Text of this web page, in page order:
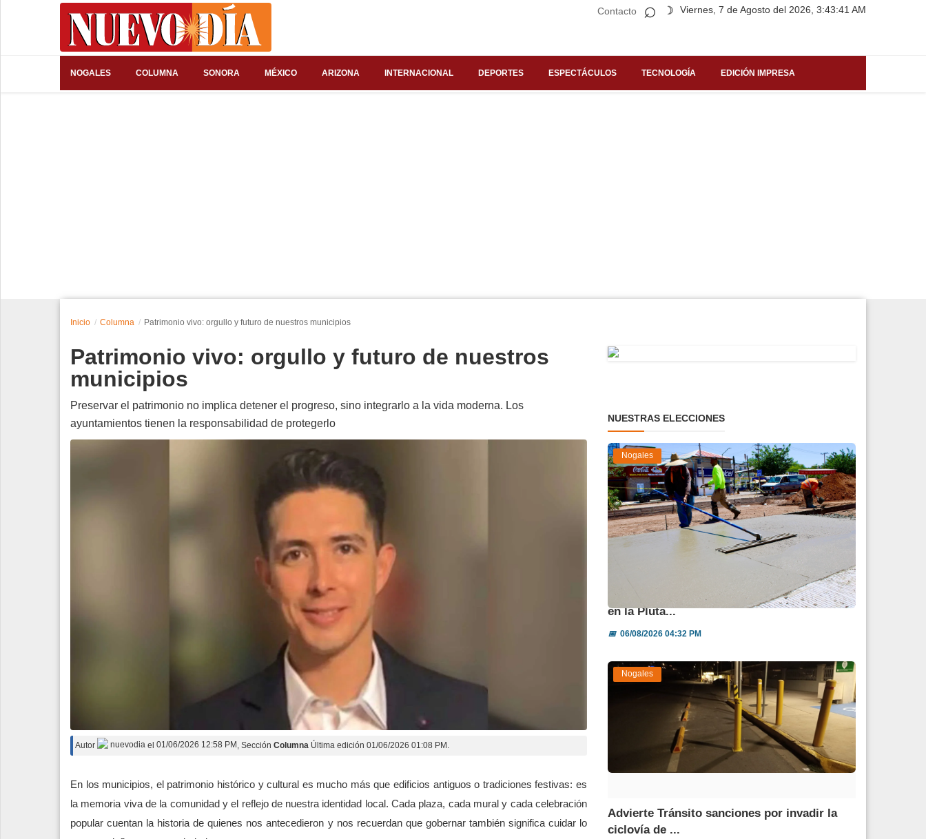
Contacto Viernes, 7 de Agosto del 2026, 3:43:41 AM
⌕ ☽
NOGALES COLUMNA SONORA MÉXICO ARIZONA INTERNACIONAL DEPORTES ESPECTÁCULOS TECNOLOGÍA EDICIÓN IMPRESA
Edición Impresa
Inicio Columna Patrimonio vivo: orgullo y futuro de nuestros municipios
Patrimonio vivo: orgullo y futuro de nuestros
municipios
Preservar el patrimonio no implica detener el progreso, sino integrarlo a la vida moderna. Los
ayuntamientos tienen la responsabilidad de protegerlo
Autor nuevodia el 01/06/2026 12:58 PM , Sección Columna Última edición 01/06/2026 01:08 PM.
En los municipios, el patrimonio histórico y cultural es mucho más que edificios antiguos o tradiciones festivas: es
la memoria viva de la comunidad y el reflejo de nuestra identidad local. Cada plaza, cada mural y cada celebración
popular cuentan la historia de quienes nos antecedieron y nos recuerdan que gobernar también significa cuidar lo
NUESTRAS ELECCIONES
Nogales
Avanza 45 % obra de reparación del socavón
en la Pluta...
📅06/08/2026 04:32 PM
Nogales
Advierte Tránsito sanciones por invadir la
ciclovía de ...